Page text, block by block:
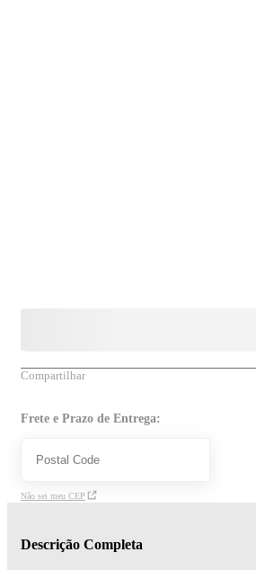
Compartilhar
Frete e Prazo de Entrega:
Não sei meu CEP
Descrição Completa